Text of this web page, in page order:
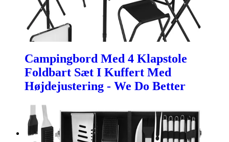
Campingbord Med 4 Klapstole
Foldbart Sæt I Kuffert Med
Højdejustering - We Do Better